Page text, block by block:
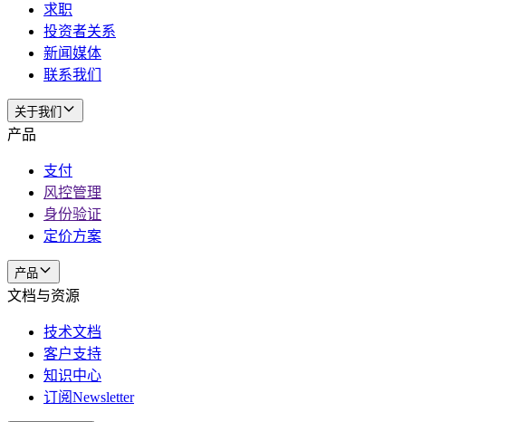
求职
投资者关系
新闻媒体
联系我们
关于我们
产品
支付
风控管理
身份验证
定价方案
产品
文档与资源
技术文档
客户支持
知识中心
订阅Newsletter